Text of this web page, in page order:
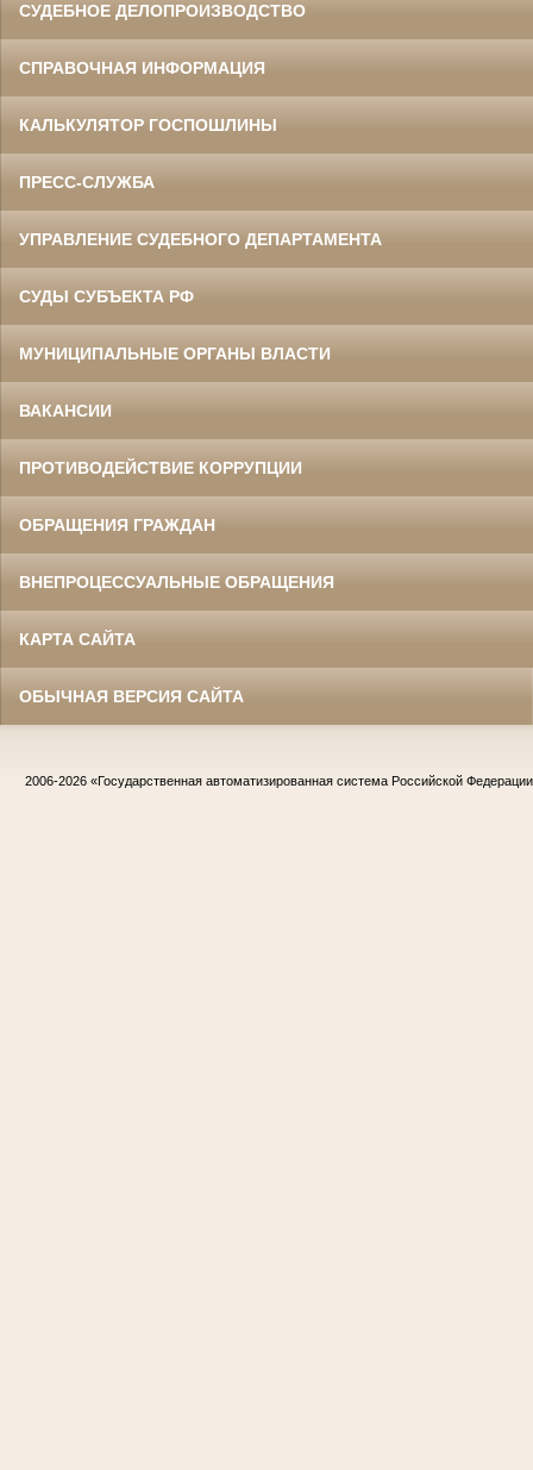
СУДЕБНОЕ ДЕЛОПРОИЗВОДСТВО
СПРАВОЧНАЯ ИНФОРМАЦИЯ
КАЛЬКУЛЯТОР ГОСПОШЛИНЫ
ПРЕСС-СЛУЖБА
УПРАВЛЕНИЕ СУДЕБНОГО ДЕПАРТАМЕНТА
СУДЫ СУБЪЕКТА РФ
МУНИЦИПАЛЬНЫЕ ОРГАНЫ ВЛАСТИ
ВАКАНСИИ
ПРОТИВОДЕЙСТВИЕ КОРРУПЦИИ
ОБРАЩЕНИЯ ГРАЖДАН
ВНЕПРОЦЕССУАЛЬНЫЕ ОБРАЩЕНИЯ
КАРТА САЙТА
ОБЫЧНАЯ ВЕРСИЯ САЙТА
2006-2026 «Государственная автоматизированная система Российской